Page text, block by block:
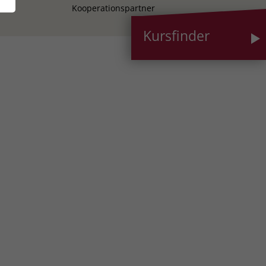
Kooperationspartner
Kursfinder